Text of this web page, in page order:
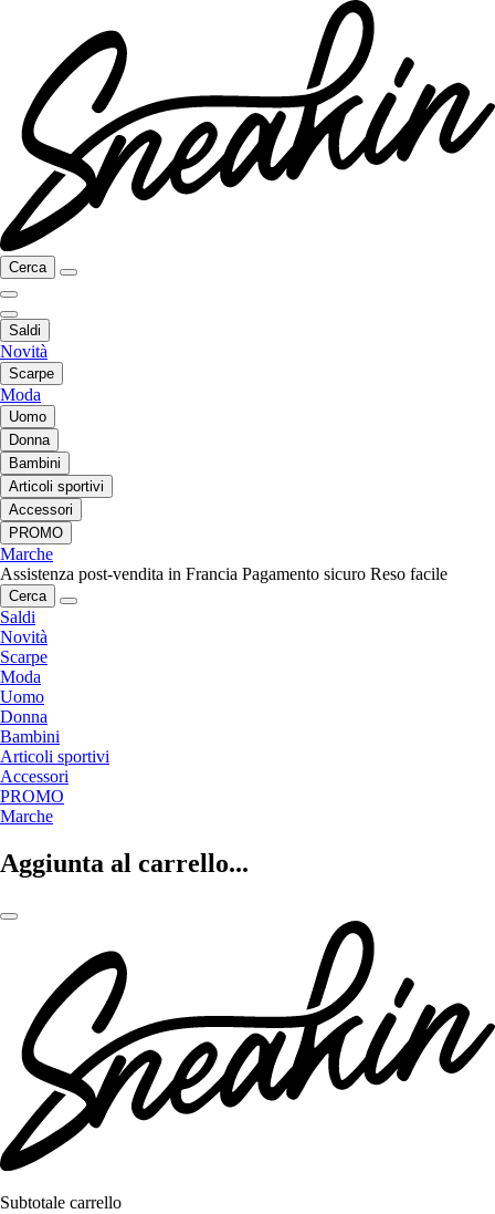
Cerca
Saldi
Novità
Scarpe
Moda
Uomo
Donna
Bambini
Articoli sportivi
Accessori
PROMO
Marche
Assistenza post-vendita in Francia Pagamento sicuro Reso facile
Cerca
Saldi
Novità
Scarpe
Moda
Uomo
Donna
Bambini
Articoli sportivi
Accessori
PROMO
Marche
Aggiunta al carrello...
Subtotale carrello